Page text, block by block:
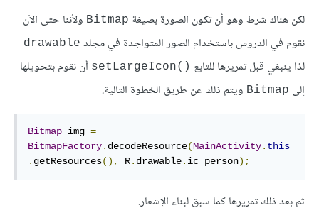
لكن هناك شرط وهو أن تكون الصورة بصيغة Bitmap ولأننا حتى الآن
نقوم في الدروس باستخدام الصور المتواجدة في مجلد drawable
لذا ينبغي قبل تمريرها للتابع ()setLargeIcon
أن نقوم بتحويلها
إلى Bitmap ويتم ذلك عن طريق الخطوة التالية.
Bitmap img =
BitmapFactory. decodeResource(MainActivity. this
. getResources(), R. drawable. ic_person);
ثم بعد ذلك تمريرها كما سبق لبناء الإشعار.